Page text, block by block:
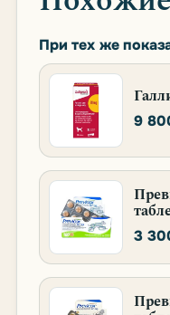
При тех же
9
3